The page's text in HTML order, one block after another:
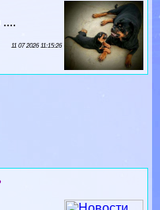
11 07 2026 11:15:26